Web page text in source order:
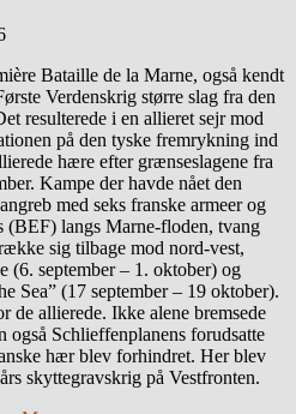
Bataille de la Marne, også kendt
Verdenskrig større slag fra den
resulterede i en allieret sejr mod
på den tyske fremrykning ind
hære efter grænseslagene fra
Kampe der havde nået den
med seks franske armeer og
langs Marne-floden, tvang
sig tilbage mod nord-vest,
(6. september – 1. oktober) og
Sea” (17 september – 19 oktober).
de allierede. Ikke alene bremsede
også Schlieffenplanens forudsatte
hær blev forhindret. Her blev
skyttegravskrig på Vestfronten.